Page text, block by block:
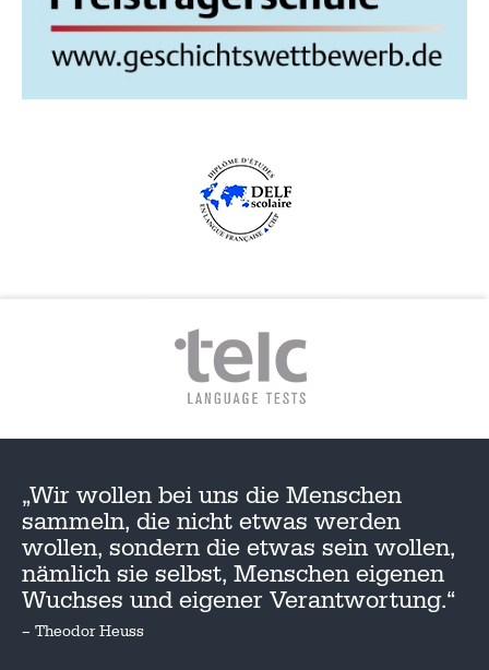
„Wir wollen bei uns die Menschen
sammeln, die nicht etwas werden
wollen, sondern die etwas sein wollen,
nämlich sie selbst, Menschen eigenen
Wuchses und eigener Verantwortung.“
– Theodor Heuss